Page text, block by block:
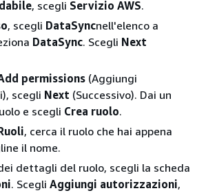
, scegli Servizio AWS.
, scegli DataSyncnell'elenco a
DataSync. Scegli Next
permissions (Aggiungi
scegli Next (Successivo). Dai un
e scegli Crea ruolo.
, cerca il ruolo che hai appena
il nome.
dettagli del ruolo, scegli la scheda
. Scegli Aggiungi autorizzazioni,